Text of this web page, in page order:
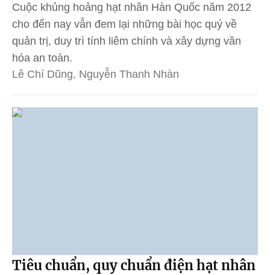
Cuộc khủng hoảng hạt nhân Hàn Quốc năm 2012
cho đến nay vẫn đem lại những bài học quý về
quản trị, duy trì tính liêm chính và xây dựng văn
hóa an toàn.
Lê Chí Dũng, Nguyễn Thanh Nhàn
Tiêu chuẩn, quy chuẩn điện hạt nhân